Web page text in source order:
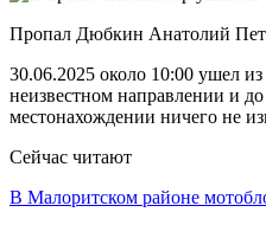
Пропал Дюбкин Анатолий
30.06.2025 около 10:00 ушел
неизвестном направлении и
местонахождении ничего не
Сейчас читают
В Малоритском районе